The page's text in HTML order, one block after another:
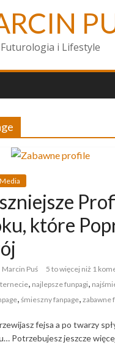
Futurologia i Lifestyle
które
Marcin Puś 5 to więcej niż 1
, najlepsze funpagi,
,śmieszny fanpage,zabawne
fejsa a po twarzy
Potrzebujesz jeszcze